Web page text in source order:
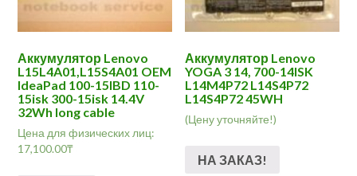
Аккумулятор Lenovo
L15L4A01,L15S4A01 OEM
IdeaPad 100-15IBD 110-
15isk 300-15isk 14.4V
32Wh long cable
Цена для физических лиц:
17,100.00₸
Аккумулятор Lenovo
YOGA 3 14, 700-14ISK
L14M4P72 L14S4P72
L14S4P72 45WH
(Цену уточняйте!)
НА ЗАКАЗ!